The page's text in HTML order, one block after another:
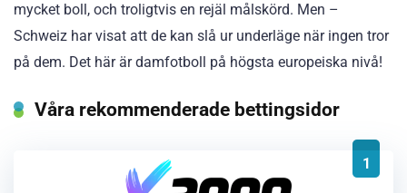
mycket boll, och troligtvis en rejäl målskörd. Men –
Schweiz har visat att de kan slå ur underläge när ingen tror
på dem. Det här är damfotboll på högsta europeiska nivå!
Våra rekommenderade bettingsidor
1